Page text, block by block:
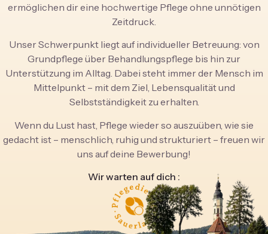
ermöglichen dir eine hochwertige Pflege ohne unnötigen
Zeitdruck.
Unser Schwerpunkt liegt auf individueller Betreuung: von
Grundpflege über Behandlungspflege bis hin zur
Unterstützung im Alltag. Dabei steht immer der Mensch im
Mittelpunkt – mit dem Ziel, Lebensqualität und
Selbstständigkeit zu erhalten.
Wenn du Lust hast, Pflege wieder so auszuüben, wie sie
gedacht ist – menschlich, ruhig und strukturiert – freuen wir
uns auf deine Bewerbung!
Wir warten auf dich :